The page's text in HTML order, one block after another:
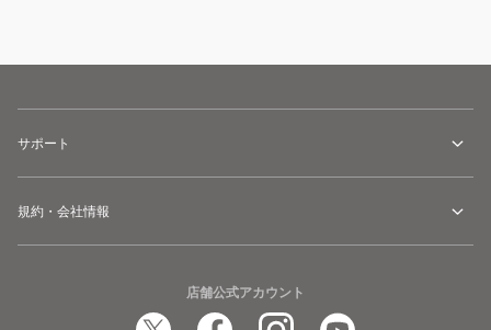
サポート
規約・会社情報
店舗公式アカウント